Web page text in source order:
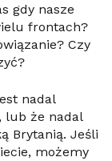
gdy nasze
frontach?
Czy
nadal
lub że nadal
Brytanią. Jeśli
możemy